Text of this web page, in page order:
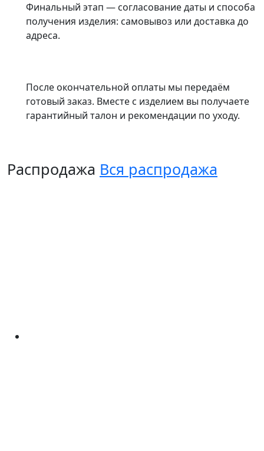
Финальный этап — согласование даты и способа
получения изделия: самовывоз или доставка до
адреса.
После окончательной оплаты мы передаём
готовый заказ. Вместе с изделием вы получаете
гарантийный талон и рекомендации по уходу.
Распродажа Вся распродажа